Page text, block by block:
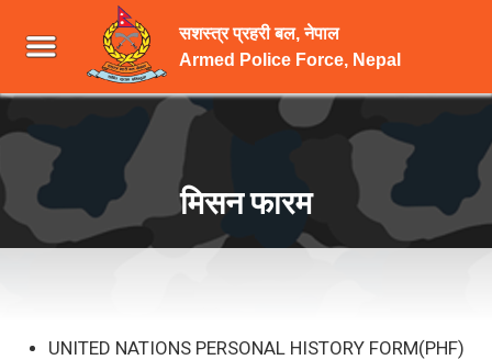
सशस्त्र प्रहरी बल, नेपाल
Armed Police Force, Nepal
मिसन फारम
UNITED NATIONS PERSONAL HISTORY FORM(PHF)